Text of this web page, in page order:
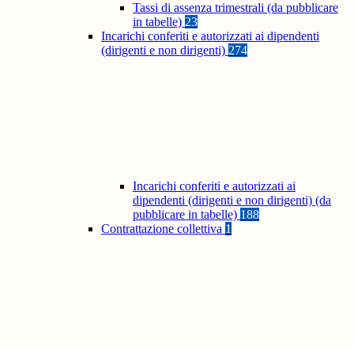
Tassi di assenza trimestrali (da pubblicare
in tabelle) 23
Incarichi conferiti e autorizzati ai dipendenti
(dirigenti e non dirigenti) 274
Incarichi conferiti e autorizzati ai
dipendenti (dirigenti e non dirigenti) (da
pubblicare in tabelle) 188
Contrattazione collettiva 1